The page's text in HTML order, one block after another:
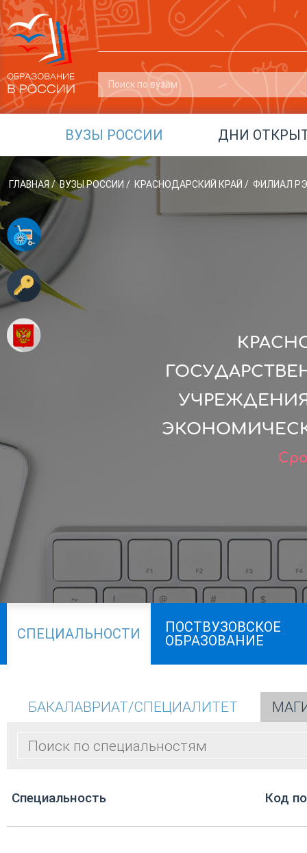
ВУЗЫ РОССИИ ДНИ
ГЛАВНАЯ / ВУЗЫ РОССИИ / КРАСНОДАРСКИЙ КРАЙ / ФИЛИАЛ
СПЕЦИАЛЬНОСТИ
ПОСТВУЗОВСКОЕ
ОБРАЗОВАНИЕ
БАКАЛАВРИАТ/СПЕЦИАЛИТЕТ
Cпециальность Код